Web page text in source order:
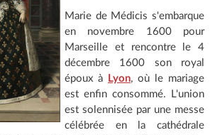
Marie de Médicis s'embarque
en novembre 1600 pour
Marseille et rencontre le 4
décembre 1600 son royal
époux à
Lyon, où le mariage
est enfin consommé. L'union
est solennisée par une messe
célébrée en la cathédrale